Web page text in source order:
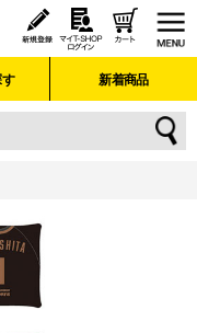
新着商品